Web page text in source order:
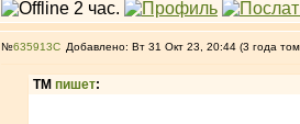
№635913 Добавлено: Вт 31 Окт 23, 20:44 (3 года
ТМ пишет: